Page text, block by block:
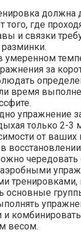
должна
того, где
и связки
умеренном
за
время
упражнение
только 2-3
от
тренировками,
основные
и
весом.